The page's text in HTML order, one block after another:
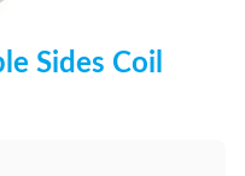
Sides Coil